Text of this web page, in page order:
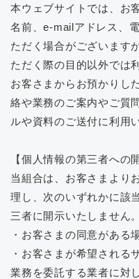
本ウェブサイトでは、お
名前、e-mailアドレス、
ただく場合がございます
ただく際の目的以外では
お客さまからお預かりし
絡や業務のご案内やご質
ルや資料のご送付に利用
【個人情報の第三者への
当組合は、お客さまより
理し、次のいずれかに該
三者に開示いたしません。
・お客さまの同意がある
・お客さまが希望される
業務を委託する業者に対